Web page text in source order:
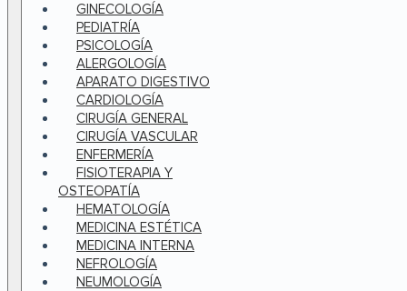
GINECOLOGÍA
PEDIATRÍA
PSICOLOGÍA
ALERGOLOGÍA
APARATO DIGESTIVO
CARDIOLOGÍA
CIRUGÍA GENERAL
CIRUGÍA VASCULAR
ENFERMERÍA
FISIOTERAPIA Y
OSTEOPATÍA
HEMATOLOGÍA
MEDICINA ESTÉTICA
MEDICINA INTERNA
NEFROLOGÍA
NEUMOLOGÍA